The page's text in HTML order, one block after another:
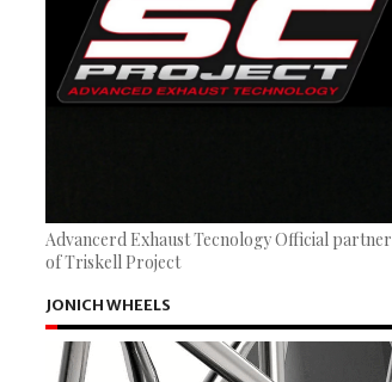
Advancerd Exhaust Tecnology Official partner
of Triskell Project
JONICH WHEELS